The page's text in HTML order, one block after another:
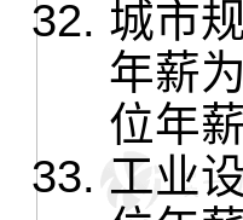
城市
年薪
位年
工业